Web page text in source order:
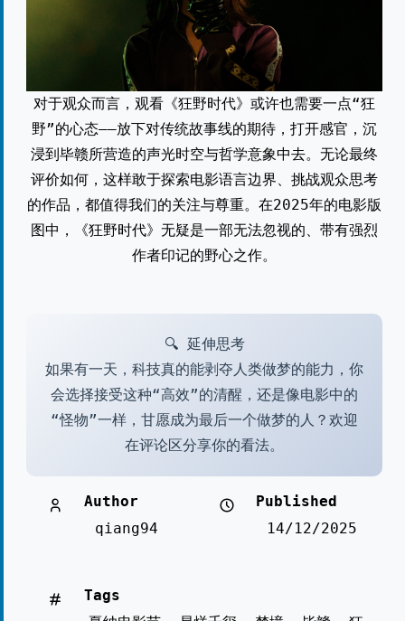
对于观众而言，观看《狂野时代》或许也需要一点“狂
野”的心态——放下对传统故事线的期待，打开感官，沉
浸到毕赣所营造的声光时空与哲学意象中去。无论最终
评价如何，这样敢于探索电影语言边界、挑战观众思考
的作品，都值得我们的关注与尊重。在2025年的电影版
图中，《狂野时代》无疑是一部无法忽视的、带有强烈
作者印记的野心之作。
🔍 延伸思考
如果有一天，科技真的能剥夺人类做梦的能力，你
会选择接受这种“高效”的清醒，还是像电影中的
“怪物”一样，甘愿成为最后一个做梦的人？欢迎
在评论区分享你的看法。
Author
qiang94
Published
14/12/2025
Tags